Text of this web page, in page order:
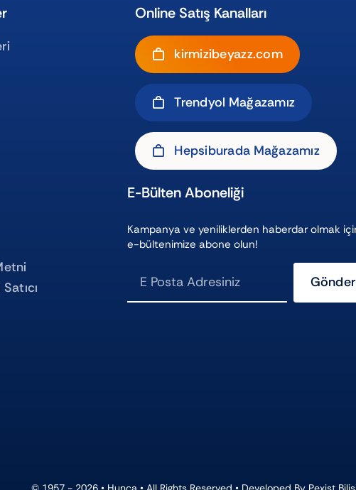
Online Satış Kanalları
kirmizibeyazz.com
Trendyol Mağazamız
Hepsiburada Mağazamız
E-Bülten Aboneliği
Kampanya ve yeniliklerden haberdar olmak
e-bültenimize abone olun!
Gönder